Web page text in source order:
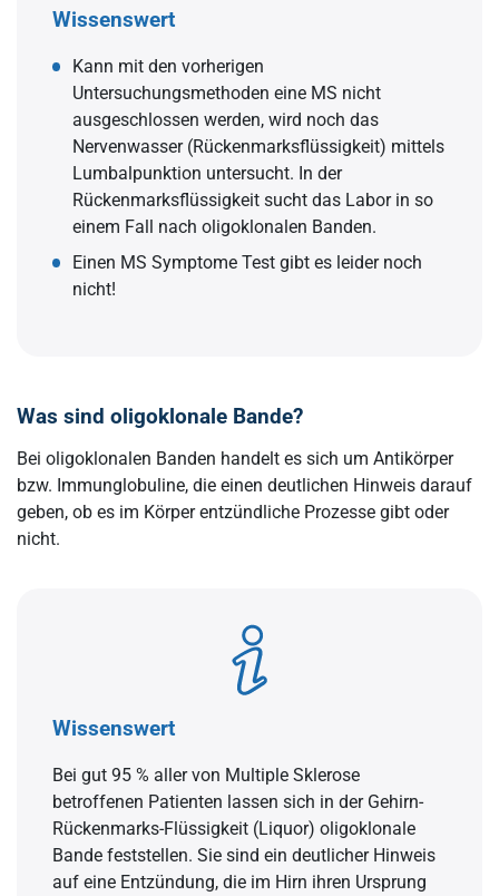
Wissenswert
Kann mit den vorherigen
Untersuchungsmethoden eine MS nicht
ausgeschlossen werden, wird noch das
Nervenwasser (Rückenmarksflüssigkeit) mittels
Lumbalpunktion untersucht. In der
Rückenmarksflüssigkeit sucht das Labor in so
einem Fall nach oligoklonalen Banden.
Einen MS Symptome Test gibt es leider noch
nicht!
Was sind oligoklonale Bande?
Bei oligoklonalen Banden handelt es sich um Antikörper
bzw. Immunglobuline, die einen deutlichen Hinweis darauf
geben, ob es im Körper entzündliche Prozesse gibt oder
nicht.
Wissenswert
Bei gut 95 % aller von Multiple Sklerose
betroffenen Patienten lassen sich in der Gehirn-
Rückenmarks-Flüssigkeit (Liquor) oligoklonale
Bande feststellen. Sie sind ein deutlicher Hinweis
auf eine Entzündung, die im Hirn ihren Ursprung